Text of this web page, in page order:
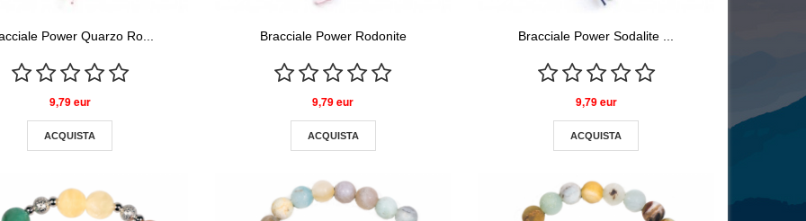
Power Quarzo Ro...
9,79 eur
ACQUISTA
Bracciale Power Rodonite
9,79 eur
ACQUISTA
Bracciale Power Sodalite ...
9,79 eur
ACQUISTA